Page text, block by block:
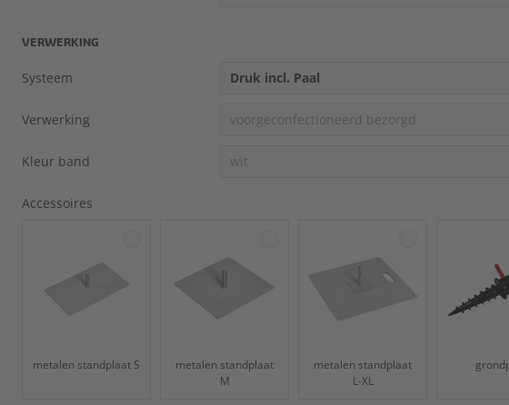
VERWERKING
Systeem Druk incl. Paal
Verwerking voorgeconfectioneerd bezorgd
Kleur band wit
Accessoires
metalen standplaat S
metalen standplaat
M
metalen standplaat
L-XL